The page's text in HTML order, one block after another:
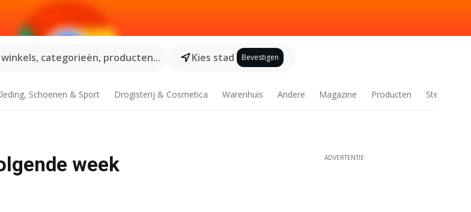
categorieën, producten...
Kies stad Bevestigen
Schoenen & Sport Drogisterij & Cosmetica Warenhuis Andere Magazine Producten Steden
week ADVERTENTIE